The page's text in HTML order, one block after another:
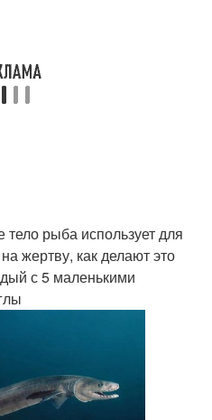
рыба использует для
жертву, как делают это
с 5 маленькими